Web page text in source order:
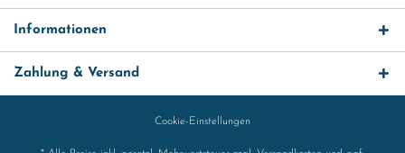
Informationen
Zahlung & Versand
Cookie-Einstellungen